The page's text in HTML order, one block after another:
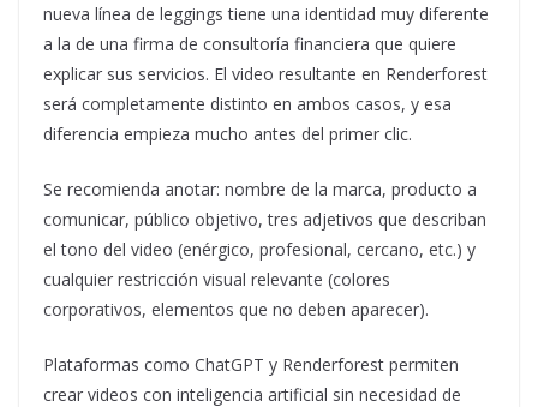
nueva línea de leggings tiene una identidad muy diferente
a la de una firma de consultoría financiera que quiere
explicar sus servicios. El video resultante en Renderforest
será completamente distinto en ambos casos, y esa
diferencia empieza mucho antes del primer clic.
Se recomienda anotar: nombre de la marca, producto a
comunicar, público objetivo, tres adjetivos que describan
el tono del video (enérgico, profesional, cercano, etc.) y
cualquier restricción visual relevante (colores
corporativos, elementos que no deben aparecer).
Plataformas como ChatGPT y Renderforest permiten
crear videos con inteligencia artificial sin necesidad de